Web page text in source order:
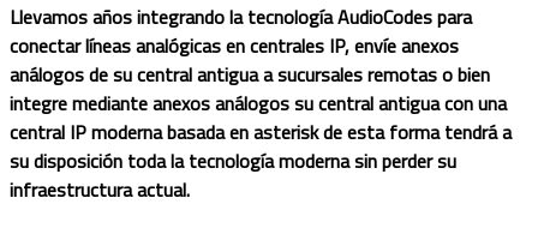
Llevamos años integrando la tecnología AudioCodes para
conectar líneas analógicas en centrales IP, envíe anexos
análogos de su central antigua a sucursales remotas o bien
integre mediante anexos análogos su central antigua con una
central IP moderna basada en asterisk de esta forma tendrá a
su disposición toda la tecnología moderna sin perder su
infraestructura actual.